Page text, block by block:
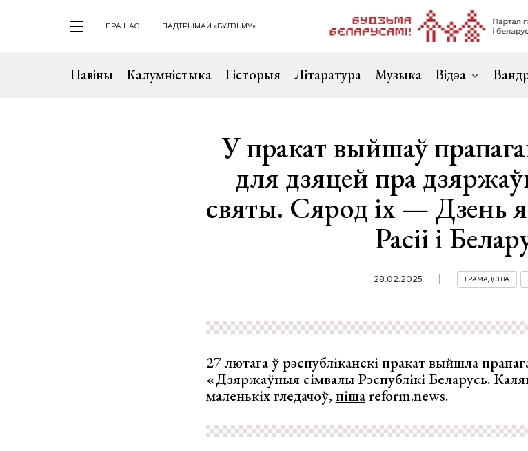
ПРА НАС ПАДТРЫМАЙ «БУДЗЬМУ»
Навіны Калумністыка Гісторыя Літаратура Музыка Відэа
У пракат выйшаў
для дзяцей пра
святы. Сярод іх — Дзень
Расіі і
28.02.2025 ГРАМАДСТВА
27 лютага ў рэспубліканскі пракат выйшла
«Дзяржаўныя сімвалы Рэспублікі Беларусь.
маленькіх гледачоў, пішаreform.news.